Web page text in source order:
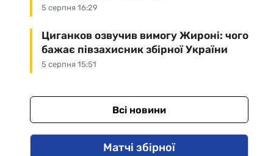
5 серпня 16:29
5 серпня 15:51
Циганков озвучив вимогу Жироні: чого
бажає півзахисник збірної України
Всі новини
Матчі збірної